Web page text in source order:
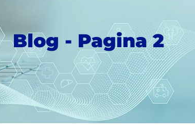
Blog - Pagina 2